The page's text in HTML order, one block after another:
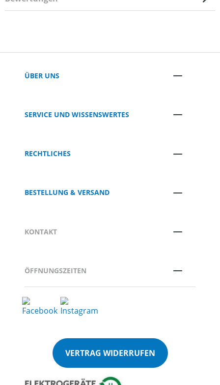
ÜBER UNS
SERVICE UND WISSENSWERTES
RECHTLICHES
BESTELLUNG & VERSAND
KONTAKT
ÖFFNUNGSZEITEN
VERTRAG WIDERRUFEN